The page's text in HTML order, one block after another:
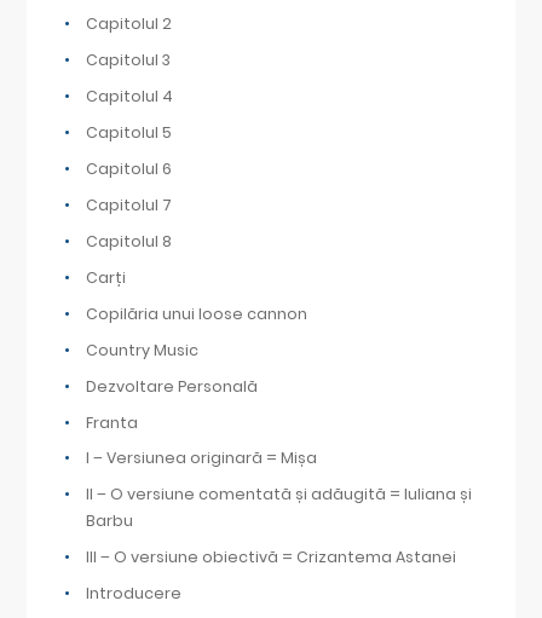
Capitolul 2
Capitolul 3
Capitolul 4
Capitolul 5
Capitolul 6
Capitolul 7
Capitolul 8
Carți
Copilăria unui loose cannon
Country Music
Dezvoltare Personală
Franta
I – Versiunea originară = Mișa
II – O versiune comentată și adăugită = Iuliana și
Barbu
III – O versiune obiectivă = Crizantema Astanei
Introducere